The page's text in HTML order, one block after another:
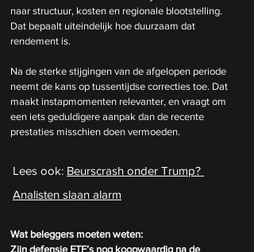
naar structuur, kosten en regionale blootstelling.
Dat bepaalt uiteindelijk hoe duurzaam dat
rendement is.
Na de sterke stijgingen van de afgelopen periode
neemt de kans op tussentijdse correcties toe. Dat
maakt instapmomenten relevanter, en vraagt om
een iets geduldigere aanpak dan de recente
prestaties misschien doen vermoeden.
Lees ook: Beurscrash onder Trump?
Analisten slaan alarm
Wat beleggers moeten weten:
Zijn defensie ETF’s nog koopwaardig na de